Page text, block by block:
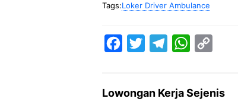
Tags:Loker Driver Ambulance
e
t
e
W
t
y
Lowongan Kerja Sejenis